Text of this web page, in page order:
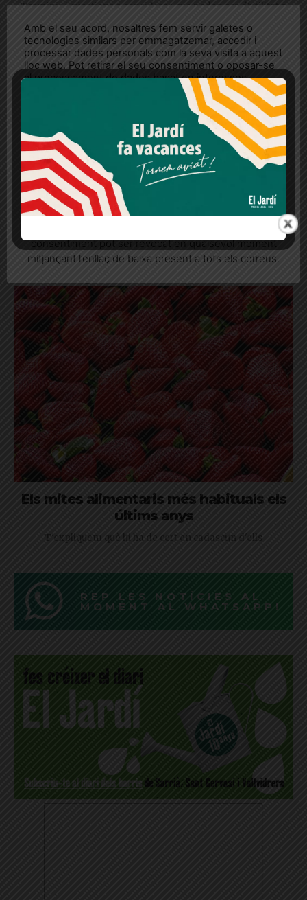
Terminis i qüestions a considerar que poden ser d'utilitat a
10 petits trucs per guanyar pes i energia
L’objectiu final és afegir nutrients i energia als àpats sense
Els mites alimentaris més habituals els
últims anys
T'expliquem què hi ha de cert en cadascun d'ells
REP LES NOTÍCIES AL
MOMENT AL WHATSAPP!
Amb el seu acord, nosaltres fem servir galetes o
tecnologies similars per emmagatzemar, accedir i
processar dades personals com la seva visita a aquest
lloc web. Pot retirar el seu consentiment o oposar-se
al processament de dades basat en interessos
legítims en qualsevol moment fent clic a "Ajustos de
cookies" o a la nostra Política de privacitat en aquest
lloc web. Si cliques "acceptar" dones el teu
Més informació Acceptar Rebutjar tot
Quan l’usuari crea un compte al Diari el Jardí, dona el
seu consentiment explícit per rebre comunicacions
consentiment pot ser revocat en qualsevol moment
mitjançant l’enllaç de baixa present a tots els correus.